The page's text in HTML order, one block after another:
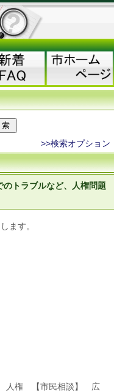
>>検索オプション
トラブルなど、人権問題
ます。
人権 【市民相談】 広